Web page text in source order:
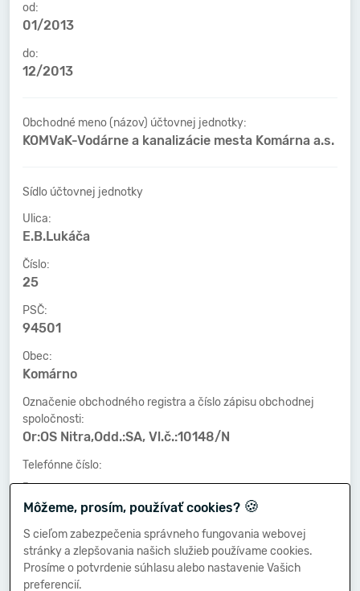
od:
01/2013
do:
12/2013
Obchodné meno (názov) účtovnej jednotky:
KOMVaK-Vodárne a kanalizácie mesta Komárna a.s.
Sídlo účtovnej jednotky
Ulica:
E.B.Lukáča
Číslo:
25
PSČ:
94501
Obec:
Komárno
Označenie obchodného registra a číslo zápisu obchodnej
spoločnosti:
Or:OS Nitra,Odd.:SA, Vl.č.:10148/N
Telefónne číslo:
-
Faxové číslo:
-
E-mailová adresa:
-
Môžeme, prosím, používať cookies? 🍪
S cieľom zabezpečenia správneho fungovania webovej
stránky a zlepšovania našich služieb používame cookies.
Prosíme o potvrdenie súhlasu alebo nastavenie Vašich
preferencií.